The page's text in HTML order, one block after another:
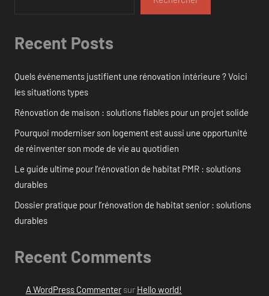
Recent Posts
Quels événements justifient une rénovation intérieure ? Voici
les situations types
Rénovation de maison : solutions fiables pour un projet solide
Pourquoi moderniser son logement est aussi une opportunité
de réinventer son mode de vie au quotidien
Le guide ultime pour l’rénovation de habitat PMR : solutions
durables
Dossier pratique pour l’rénovation de habitat senior : solutions
durables
Recent Comments
A WordPress Commentersur Hello world!